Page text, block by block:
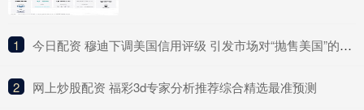
1 ​今日配资 穆迪下调美国信用评级 引发市场对“抛售美国”的担忧重现
2 ​网上炒股配资 福彩3d专家分析推荐综合精选最准预测